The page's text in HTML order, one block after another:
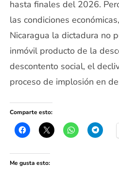
hasta finales del 2026.
las condiciones
Nicaragua la dictadura no
inmóvil producto de la
descontento social, el
proceso de implosión en
Comparte esto:
Me gusta esto: